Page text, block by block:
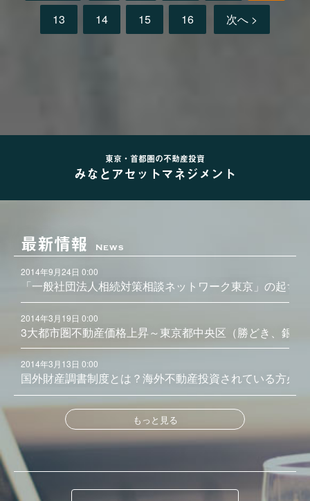
13 14 15 16 次へ >
東京・首都圏の不動産投資
みなとアセットマネジメント
最新情報 News
2014年9月24日 0:00
「一般社団法人相続対策相談ネットワーク東京」の起ち
2014年3月19日 0:00
3大都市圏不動産価格上昇～東京都中央区（勝どき、銀座
2014年3月13日 0:00
国外財産調書制度とは？海外不動産投資されている方必見
もっと見る